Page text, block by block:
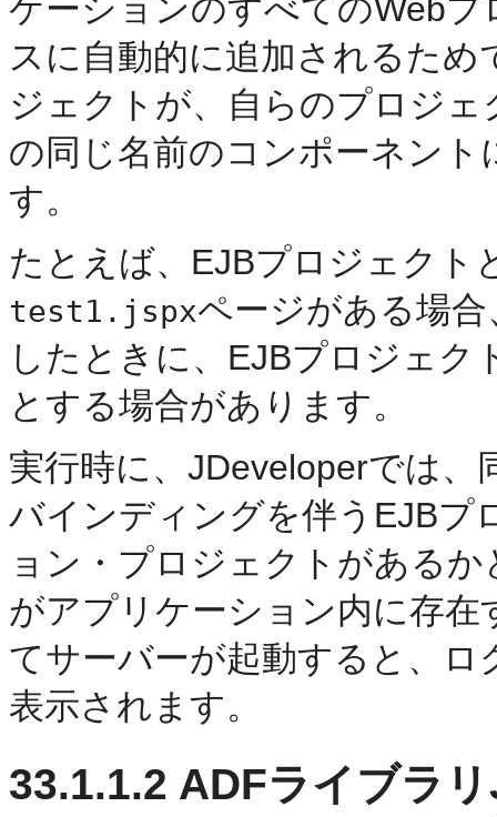
ケーションのすべてのWeb
スに自動的に追加されるた
ジェクトが、自らのプロジ
の同じ名前のコンポーネン
す。
たとえば、EJBプロジェクト
test1.jspxページがある場
したときに、EJBプロジェク
とする場合があります。
実行時に、JDeveloperでは
バインディングを伴うEJBプ
ョン・プロジェクトがある
がアプリケーション内に存
てサーバーが起動すると、
表示されます。
33.1.1.2 ADFライブラ